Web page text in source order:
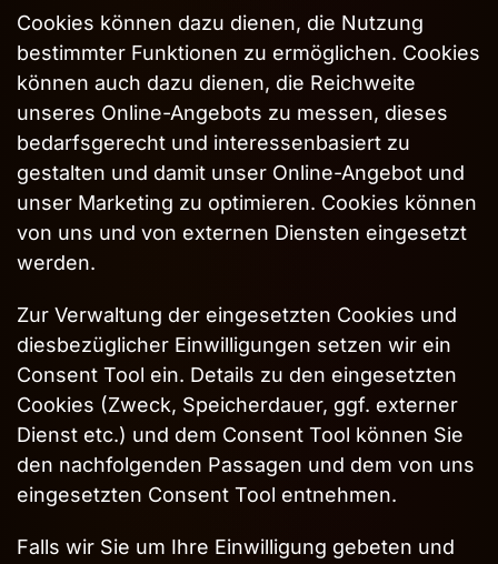
Cookies können dazu dienen, die Nutzung
bestimmter Funktionen zu ermöglichen. Cookies
können auch dazu dienen, die Reichweite
unseres Online-Angebots zu messen, dieses
bedarfsgerecht und interessenbasiert zu
gestalten und damit unser Online-Angebot und
unser Marketing zu optimieren. Cookies können
von uns und von externen Diensten eingesetzt
werden.
Zur Verwaltung der eingesetzten Cookies und
diesbezüglicher Einwilligungen setzen wir ein
Consent Tool ein. Details zu den eingesetzten
Cookies (Zweck, Speicherdauer, ggf. externer
Dienst etc.) und dem Consent Tool können Sie
den nachfolgenden Passagen und dem von uns
eingesetzten Consent Tool entnehmen.
Falls wir Sie um Ihre Einwilligung gebeten und